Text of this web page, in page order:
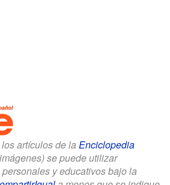
artículos de la Enciclopedia
se puede utilizar
y educativos bajo la